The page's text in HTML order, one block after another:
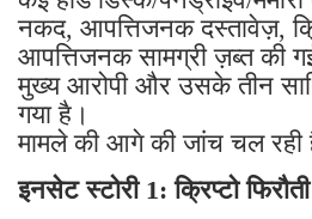
नकद, आपत्तिजनक दस्तावेज़,
आपत्तिजनक सामग्री ज़ब्त की
मुख्य आरोपी और उसके तीन
गया है।
मामले की आगे की जांच चल रही
इनसेट स्टोरी 1: क्रिप्टो